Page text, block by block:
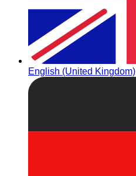
English (United Kingdom)